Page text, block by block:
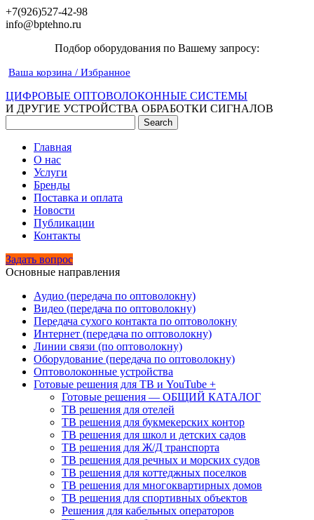
+7(926)527-42-98
info@bptehno.ru
Подбор оборудования по Вашему запросу:
Ваша корзина / Избранное
ЦИФРОВЫЕ ОПТОВОЛОКОННЫЕ СИСТЕМЫ
И ДРУГИЕ УСТРОЙСТВА ОБРАБОТКИ СИГНАЛОВ
Главная
О нас
Услуги
Бренды
Поставка и оплата
Новости
Публикации
Контакты
Задать вопрос
Основные направления
Аудио (передача по оптоволокну)
Видео (передача по оптоволокну)
Передача сухого контакта по оптоволокну
Интернет (передача по оптоволокну)
Линии связи (по оптоволокну)
Оборудование (передача по оптоволокну)
Оптоволоконные устройства
Готовые решения для ТВ и YouTube +
Готовые решения — ОБЩИЙ КАТАЛОГ
ТВ решения для отелей
ТВ решения для букмекерских контор
ТВ решения для школ и детских садов
ТВ решения для Ж/Д транспорта
ТВ решения для речных и морских судов
ТВ решения для коттеджных поселков
ТВ решения для многоквартирных домов
ТВ решения для спортивных объектов
Решения для кабельных операторов